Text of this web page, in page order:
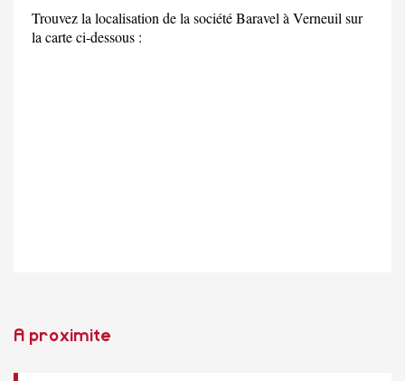
Trouvez la localisation de la société Baravel à Verneuil sur
la carte ci-dessous :
A proximite